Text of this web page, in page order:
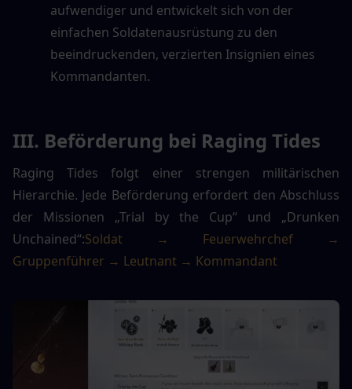
aufwendiger und entwickelt sich von der
einfachen Soldatenausrüstung zu den
beeindruckenden, verzierten Insignien eines
Kommandanten.
III. Beförderung bei Raging Tides
Raging Tides folgt einer strengen militärischen
Hierarchie. Jede Beförderung erfordert den Abschluss
der Missionen „Trial by the Cup“ und „Drunken
Unchained“:Soldat → Feuerwehrchef →
Gruppenführer → Leutnant → Kommandant